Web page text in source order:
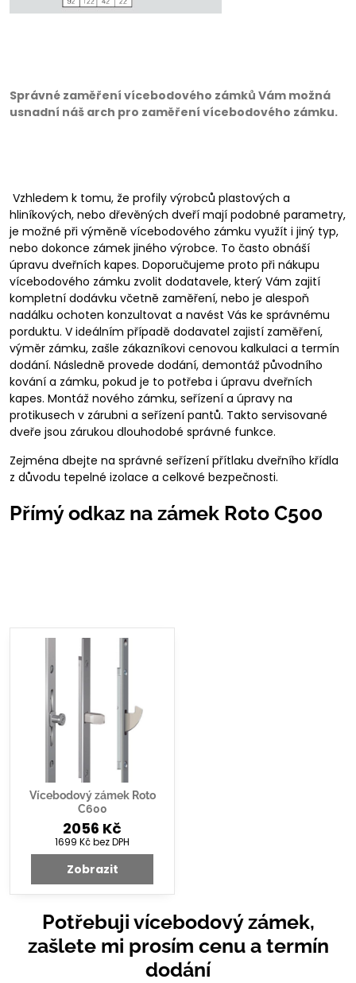
Správné zaměření vícebodového zámků Vám možná
usnadní náš arch pro zaměření vícebodového zámku.
Vzhledem k tomu, že profily výrobců plastových a
hliníkových, nebo dřevěných dveří mají podobné parametry,
je možné při výměně vícebodového zámku využít i jiný typ,
nebo dokonce zámek jiného výrobce. To často obnáší
úpravu dveřních kapes. Doporučujeme proto při nákupu
vícebodového zámku zvolit dodatavele, který Vám zajití
kompletní dodávku včetně zaměření, nebo je alespoň
nadálku ochoten konzultovat a navést Vás ke správnému
porduktu. V ideálním případě dodavatel zajistí zaměření,
výměr zámku, zašle zákazníkovi cenovou kalkulaci a termín
dodání. Následně provede dodání, demontáž původního
kování a zámku, pokud je to potřeba i úpravu dveřních
kapes. Montáž nového zámku, seřízení a úpravy na
protikusech v zárubni a seřízení pantů. Takto servisované
dveře jsou zárukou dlouhodobé správné funkce.
Zejména dbejte na správné seřízení přítlaku dveřního křídla
z důvodu tepelné izolace a celkové bezpečnosti.
Přímý odkaz na zámek Roto C500
Vícebodový zámek Roto
C600
2056 Kč
1699 Kčbez DPH
Zobrazit
Potřebuji vícebodový zámek,
zašlete mi prosím cenu a termín
dodání